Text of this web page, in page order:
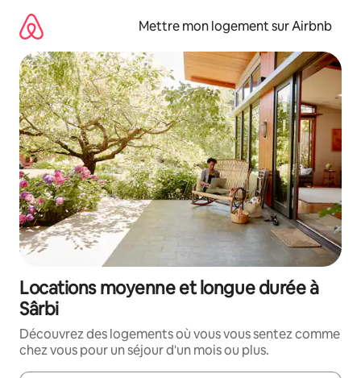
directement
contenu
Mettre mon logement sur Airbnb
Locations moyenne et longue durée à
Sârbi
Découvrez des logements où vous vous sentez comme
chez vous pour un séjour d'un mois ou plus.